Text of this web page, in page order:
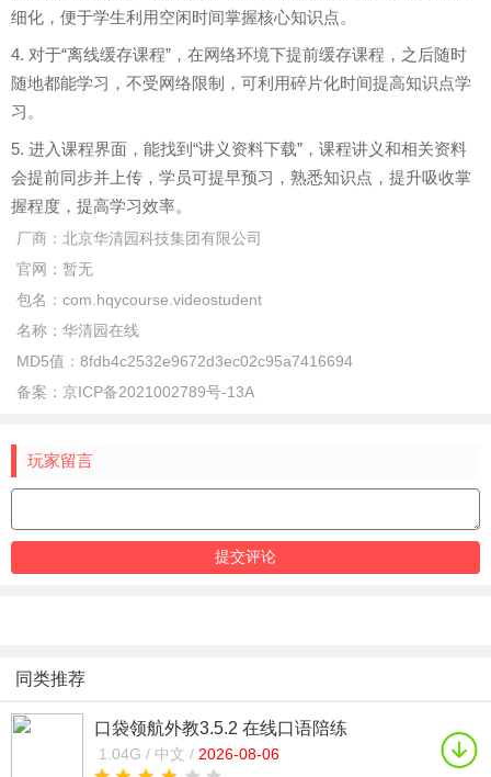
细化，便于学生利用空闲时间掌握核心知识点。
4. 对于“离线缓存课程”，在网络环境下提前缓存课程，之后随时
随地都能学习，不受网络限制，可利用碎片化时间提高知识点学
习。
5. 进入课程界面，能找到“讲义资料下载”，课程讲义和相关资料
会提前同步并上传，学员可提早预习，熟悉知识点，提升吸收掌
握程度，提高学习效率。
厂商： 北京华清园科技集团有限公司
官网： 暂无
包名： com.hqycourse.videostudent
名称： 华清园在线
MD5值： 8fdb4c2532e9672d3ec02c95a7416694
备案： 京ICP备2021002789号-13A
玩家留言
同类推荐
口袋领航外教3.5.2 在线口语陪练
1.04G / 中文 / 2026-08-06